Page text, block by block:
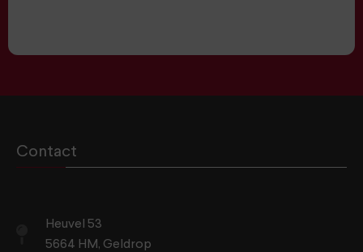
Contact
Heuvel 53
5664 HM, Geldrop